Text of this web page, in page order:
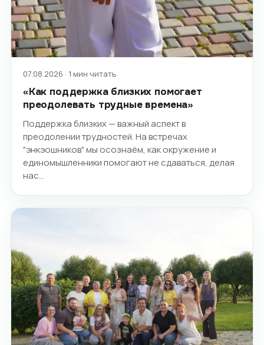
07.08.2026 · 1 мин читать
«Как поддержка близких помогает
преодолевать трудные времена»
Поддержка близких — важный аспект в
преодолении трудностей. На встречах
"энкэошников" мы осознаём, как окружение и
единомышленники помогают не сдаваться, делая
нас…